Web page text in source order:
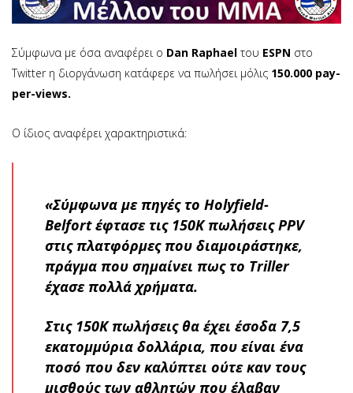
Σύμφωνα με όσα αναφέρει ο Dan Raphael του ESPN στο
Twitter η διοργάνωση κατάφερε να πωλήσει μόλις 150.000 pay-
per-views.
Ο ίδιος αναφέρει χαρακτηριστικά:
«Σύμφωνα με πηγές το Holyfield-
Belfort έφτασε τις 150Κ πωλήσεις PPV
στις πλατφόρμες που διαμοιράστηκε,
πράγμα που σημαίνει πως το Triller
έχασε πολλά χρήματα.
Στις 150Κ πωλήσεις θα έχει έσοδα 7,5
εκατομμύρια δολλάρια, που είναι ένα
ποσό που δεν καλύπτει ούτε καν τους
μισθούς των αθλητών που έλαβαν